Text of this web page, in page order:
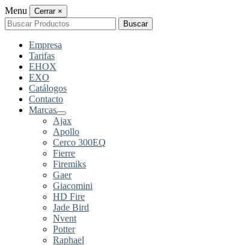
Menu Cerrar ×
Buscar
por:
Buscar
Empresa
Tarifas
EHOX
EXO
Catálogos
Contacto
Marcas
Ajax
Apollo
Cerco 300EQ
Fierre
Firemiks
Gaer
Giacomini
HD Fire
Jade Bird
Nvent
Potter
Raphael